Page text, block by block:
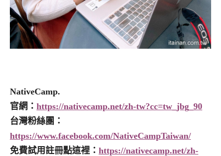
NativeCamp.
官網： https://nativecamp.net/zh-tw?cc=tw_jbg_90
台灣粉絲團：
https://www.facebook.com/NativeCampTaiwan/
免費試用註冊點這裡： https://nativecamp.net/zh-